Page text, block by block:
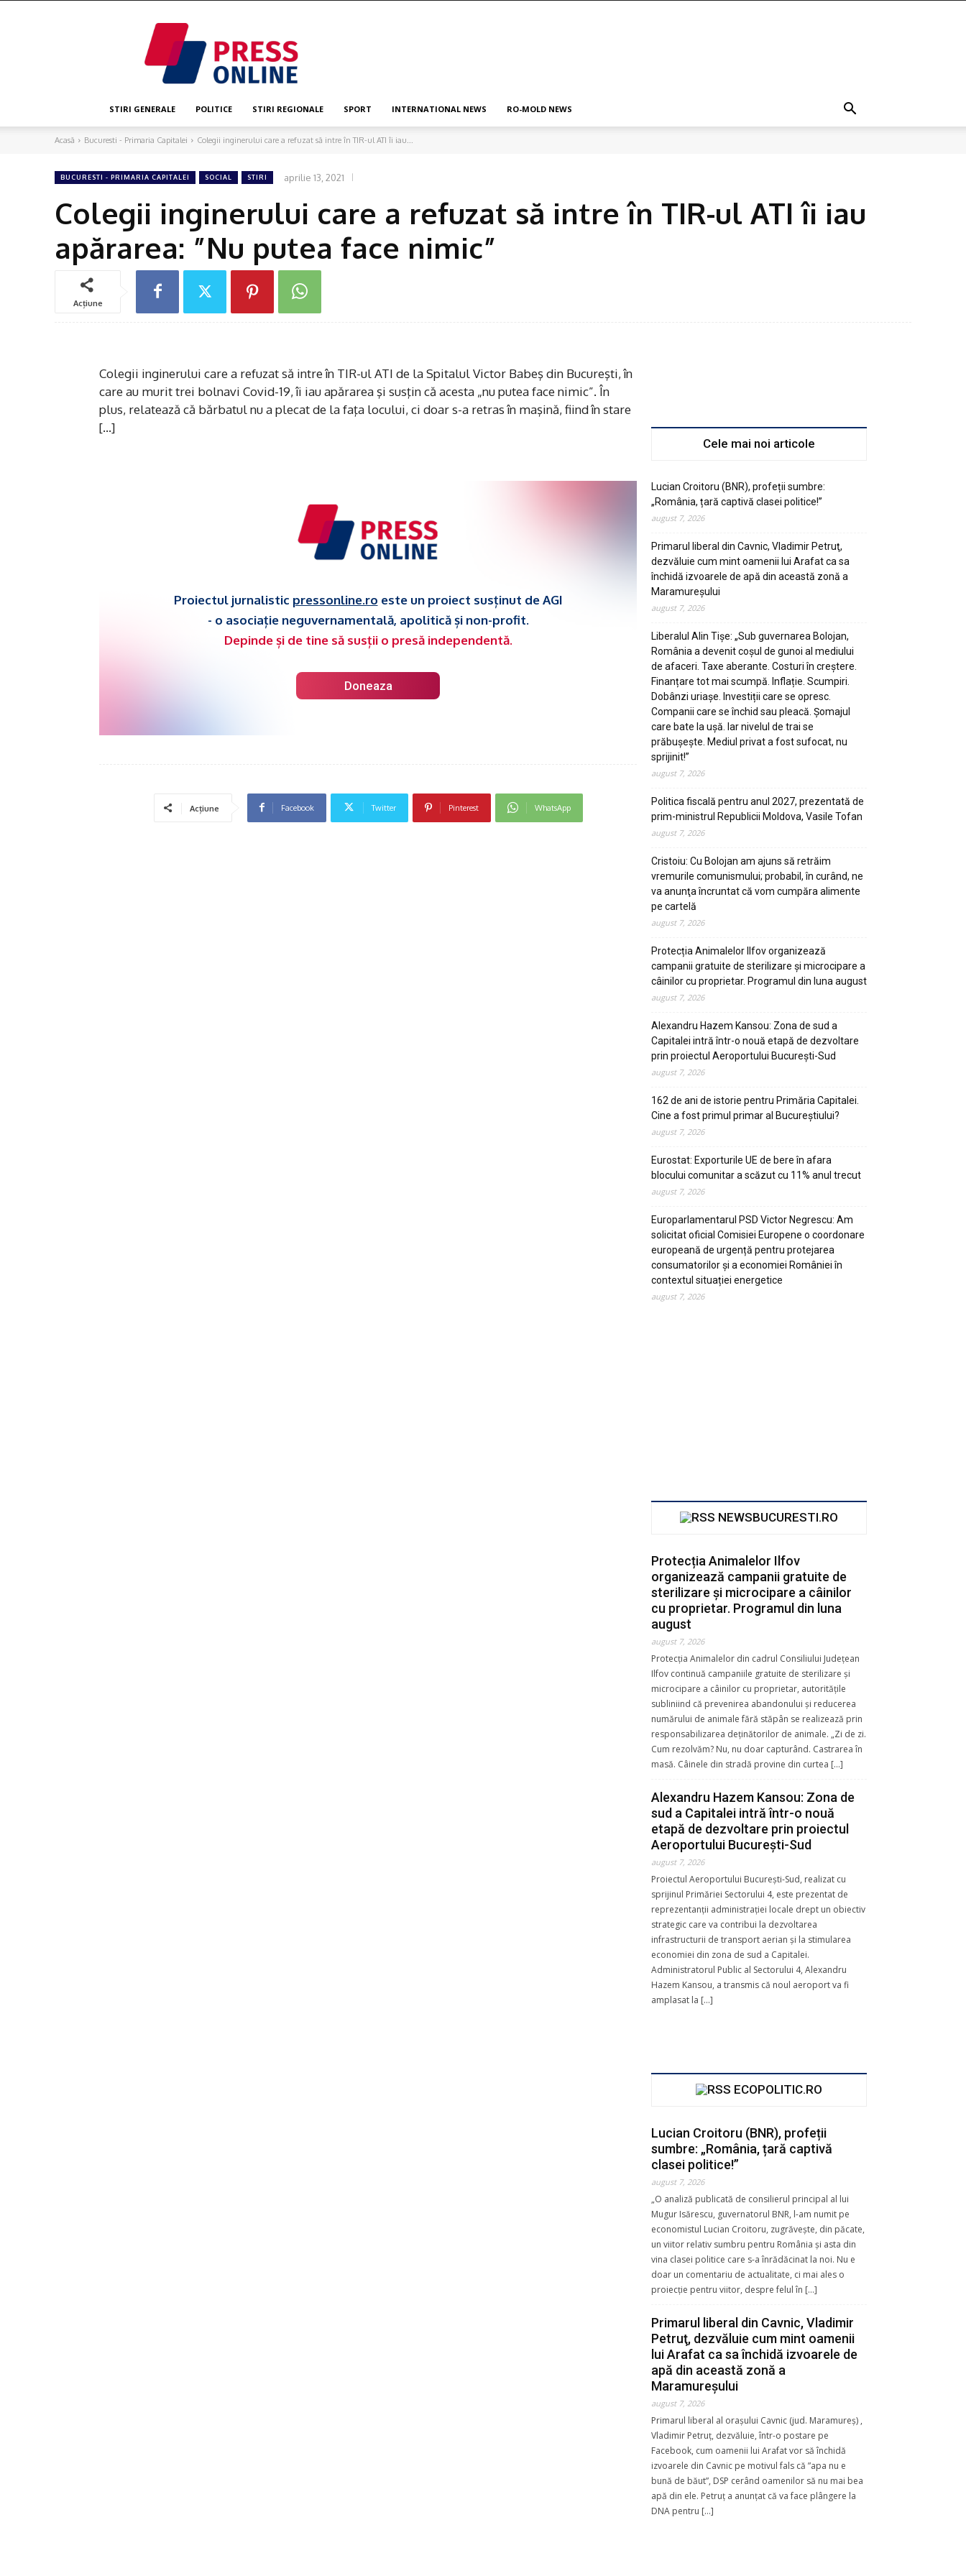
Online
STIRI GENERALE POLITICE STIRI REGIONALE SPORT INTERNATIONAL NEWS RO-MOLD NEWS
Acasă Bucuresti - Primaria Capitalei Colegii inginerului care a refuzat să intre în TIR-ul ATI îi iau...
BUCURESTI - PRIMARIA CAPITALEI SOCIAL STIRI aprilie 13, 2021
Colegii inginerului care a refuzat să intre în TIR-ul ATI îi iau
apărarea: ”Nu putea face nimic”
Acțiune
Colegii inginerului care a refuzat să intre în TIR-ul ATI de la Spitalul Victor Babeş din Bucureşti, în
care au murit trei bolnavi Covid-19, îi iau apărarea şi susţin că acesta „nu putea face nimic”. În
plus, relatează că bărbatul nu a plecat de la faţa locului, ci doar s-a retras în maşină, fiind în stare
[…]
Proiectul jurnalistic pressonline.ro este un proiect susținut de AGI
- o asociație neguvernamentală, apolitică și non-profit.
Depinde și de tine să susții o presă independentă.
Doneaza
Acțiune Facebook Twitter Pinterest WhatsApp
Cele mai noi articole
Lucian Croitoru (BNR), profeții sumbre:
„România, țară captivă clasei politice!”
august 7, 2026
Primarul liberal din Cavnic, Vladimir Petruţ,
dezvăluie cum mint oamenii lui Arafat ca sa
închidă izvoarele de apă din această zonă a
Maramureşului
august 7, 2026
Liberalul Alin Tişe: „Sub guvernarea Bolojan,
România a devenit coșul de gunoi al mediului
de afaceri. Taxe aberante. Costuri în creștere.
Finanțare tot mai scumpă. Inflație. Scumpiri.
Dobânzi uriașe. Investiții care se opresc.
Companii care se închid sau pleacă. Șomajul
care bate la ușă. Iar nivelul de trai se
prăbușește. Mediul privat a fost sufocat, nu
sprijinit!”
august 7, 2026
Politica fiscală pentru anul 2027, prezentată de
prim-ministrul Republicii Moldova, Vasile Tofan
august 7, 2026
Cristoiu: Cu Bolojan am ajuns să retrăim
vremurile comunismului; probabil, în curând, ne
va anunţa încruntat că vom cumpăra alimente
pe cartelă
august 7, 2026
Protecția Animalelor Ilfov organizează
campanii gratuite de sterilizare și microcipare a
câinilor cu proprietar. Programul din luna august
august 7, 2026
Alexandru Hazem Kansou: Zona de sud a
Capitalei intră într-o nouă etapă de dezvoltare
prin proiectul Aeroportului București-Sud
august 7, 2026
162 de ani de istorie pentru Primăria Capitalei.
Cine a fost primul primar al Bucureștiului?
august 7, 2026
Eurostat: Exporturile UE de bere în afara
blocului comunitar a scăzut cu 11% anul trecut
august 7, 2026
Europarlamentarul PSD Victor Negrescu: Am
solicitat oficial Comisiei Europene o coordonare
europeană de urgență pentru protejarea
consumatorilor și a economiei României în
contextul situației energetice
august 7, 2026
NEWSBUCURESTI.RO
Protecția Animalelor Ilfov
organizează campanii gratuite de
sterilizare și microcipare a câinilor
cu proprietar. Programul din luna
august
august 7, 2026
Protecția Animalelor din cadrul Consiliului Județean
Ilfov continuă campaniile gratuite de sterilizare și
microcipare a câinilor cu proprietar, autoritățile
subliniind că prevenirea abandonului și reducerea
numărului de animale fără stăpân se realizează prin
responsabilizarea deținătorilor de animale. „Zi de zi.
Cum rezolvăm? Nu, nu doar capturând. Castrarea în
masă. Câinele din stradă provine din curtea […]
Alexandru Hazem Kansou: Zona de
sud a Capitalei intră într-o nouă
etapă de dezvoltare prin proiectul
Aeroportului București-Sud
august 7, 2026
Proiectul Aeroportului București-Sud, realizat cu
sprijinul Primăriei Sectorului 4, este prezentat de
reprezentanții administrației locale drept un obiectiv
strategic care va contribui la dezvoltarea
infrastructurii de transport aerian și la stimularea
economiei din zona de sud a Capitalei.
Administratorul Public al Sectorului 4, Alexandru
Hazem Kansou, a transmis că noul aeroport va fi
amplasat la […]
ECOPOLITIC.RO
Lucian Croitoru (BNR), profeții
sumbre: „România, țară captivă
clasei politice!”
august 7, 2026
„O analiză publicată de consilierul principal al lui
Mugur Isărescu, guvernatorul BNR, l-am numit pe
economistul Lucian Croitoru, zugrăvește, din păcate,
un viitor relativ sumbru pentru România și asta din
vina clasei politice care s-a înrădăcinat la noi. Nu e
doar un comentariu de actualitate, ci mai ales o
proiecție pentru viitor, despre felul în […]
Primarul liberal din Cavnic, Vladimir
Petruţ, dezvăluie cum mint oamenii
lui Arafat ca sa închidă izvoarele de
apă din această zonă a
Maramureşului
august 7, 2026
Primarul liberal al orașului Cavnic (jud. Maramureş) ,
Vladimir Petruț, dezvăluie, într-o postare pe
Facebook, cum oamenii lui Arafat vor să închidă
izvoarele din Cavnic pe motivul fals că ”apa nu e
bună de băut”, DSP cerând oamenilor să nu mai bea
apă din ele. Petruț a anunțat că va face plângere la
DNA pentru […]